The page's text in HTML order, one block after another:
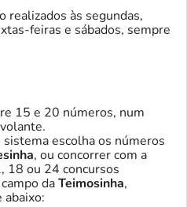
realizados às segundas,
feiras e sábados, sempre
15 e 20 números, num
escolha os números
, ou concorrer com a
18 ou 24 concursos
daTeimosinha,